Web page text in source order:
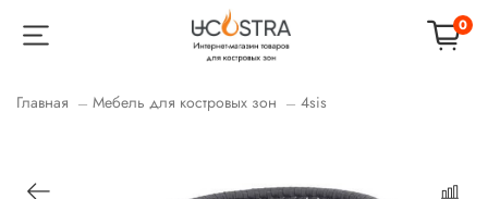
0
Главная Мебель для костровых зон 4sis